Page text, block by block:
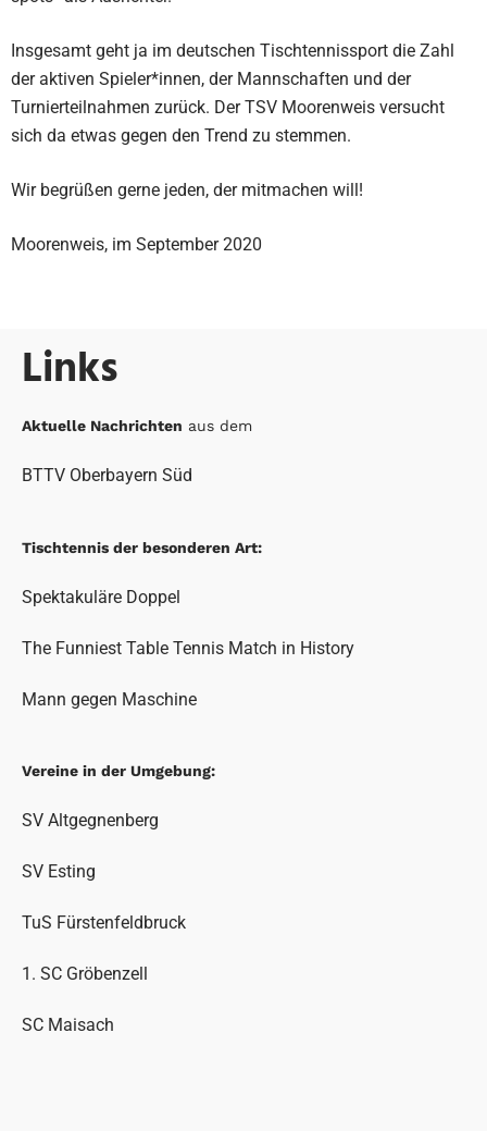
Insgesamt geht ja im deutschen Tischtennissport die Zahl
der aktiven Spieler*innen, der Mannschaften und der
Turnierteilnahmen zurück. Der TSV Moorenweis versucht
sich da etwas gegen den Trend zu stemmen.
Wir begrüßen gerne jeden, der mitmachen will!
Moorenweis, im September 2020
Links
Aktuelle Nachrichten aus dem
BTTV Oberbayern Süd
Tischtennis der besonderen Art:
Spektakuläre Doppel
The Funniest Table Tennis Match in History
Mann gegen Maschine
Vereine in der Umgebung:
SV Altgegnenberg
SV Esting
TuS Fürstenfeldbruck
1. SC Gröbenzell
SC Maisach